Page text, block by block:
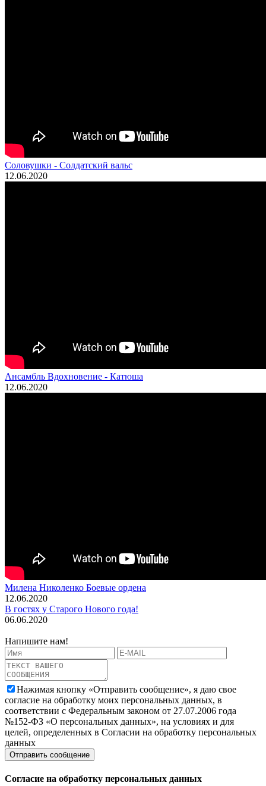
Соловушки - Солдатский вальс
12.06.2020
Ансамбль Вдохновение - Катюша
12.06.2020
Милена Николенко Боевые ордена
12.06.2020
В гостях у Старого Нового года!
06.06.2020
Напишите нам!
Нажимая кнопку «Отправить сообщение», я даю свое
согласие на обработку моих персональных данных, в
соответствии с Федеральным законом от 27.07.2006 года
№152-ФЗ «О персональных данных», на условиях и для
целей, определенных в Согласии на обработку персональных
данных
Согласие на обработку персональных данных